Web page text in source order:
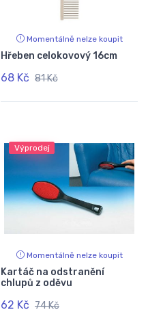
Momentálně nelze koupit
Hřeben celokovový 16cm
68 Kč 81 Kč
Výprodej
Momentálně nelze koupit
Kartáč na odstranění
chlupů z oděvu
62 Kč 74 Kč